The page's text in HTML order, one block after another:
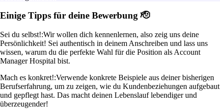
Einige Tipps für deine Bewerbung 🫡
Sei du selbst!:Wir wollen dich kennenlernen, also zeig uns deine
Persönlichkeit! Sei authentisch in deinem Anschreiben und lass uns
wissen, warum du die perfekte Wahl für die Position als Account
Manager Hospital bist.
Mach es konkret!:Verwende konkrete Beispiele aus deiner bisherigen
Berufserfahrung, um zu zeigen, wie du Kundenbeziehungen aufgebaut
und gepflegt hast. Das macht deinen Lebenslauf lebendiger und
überzeugender!